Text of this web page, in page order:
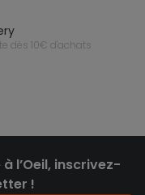
dès 10€ d'achats
l’Oeil, inscrivez-
!